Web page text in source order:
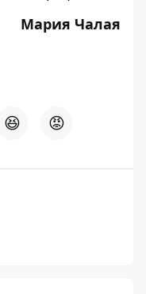
Мария Чалая
😆 😡